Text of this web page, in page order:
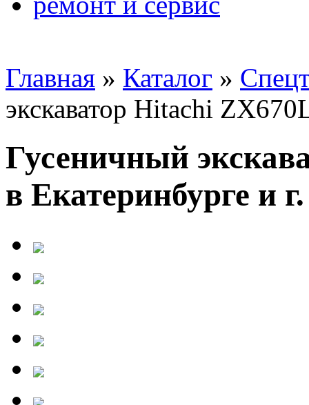
Главная » Каталог »
экскаватор Hitachi
Гусеничный
в Екатеринбурге и